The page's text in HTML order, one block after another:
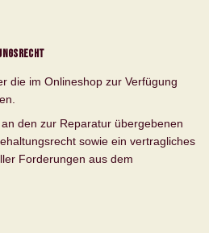
die im Onlineshop zur Verfügung
den zur Reparatur übergebenen
sowie ein vertragliches
Forderungen aus dem